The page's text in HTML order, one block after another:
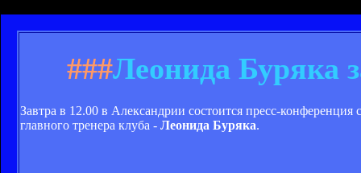
###Леонида Буряка
Завтра в 12.00 в Александрии состоится пресс-
главного тренера клуба - Леонида Буряка.